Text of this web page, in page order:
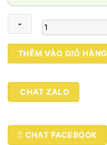
Phú
quý
tài
THÊM VÀO GIỎ HÀNG
CHAT ZALO
CHAT FACEBOOK